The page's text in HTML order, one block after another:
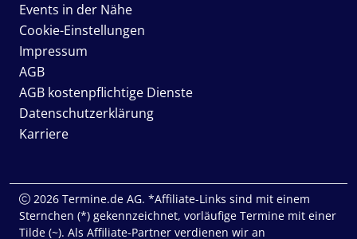
Events in der Nähe
Cookie-Einstellungen
Impressum
AGB
AGB kostenpflichtige Dienste
Datenschutzerklärung
Karriere
2026 Termine.de AG. *Affiliate-Links sind mit einem
Sternchen (*) gekennzeichnet, vorläufige Termine mit einer
Tilde (~). Als Affiliate-Partner verdienen wir an